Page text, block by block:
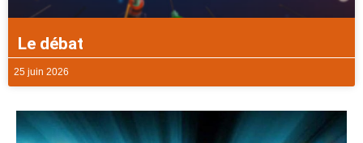
Le débat
25 juin 2026